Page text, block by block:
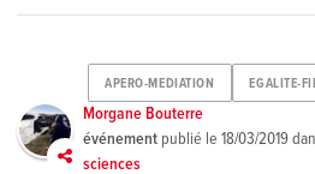
APERO-MEDIATION EGALITE-
Morgane Bouterre
événement publié le18/03/2019
sciences